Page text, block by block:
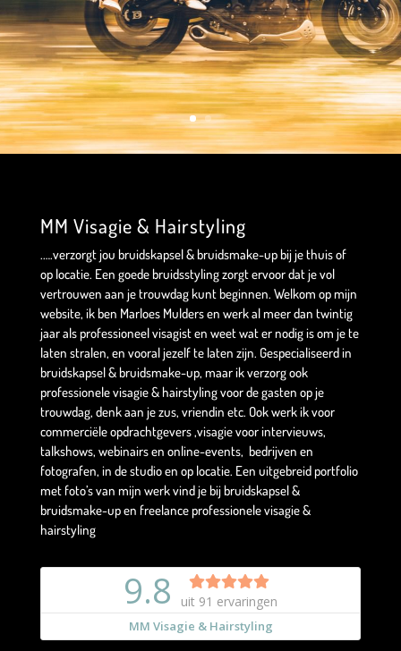
MM Visagie & Hairstyling
.….verzorgt jou bruidskapsel & bruidsmake-up bij je thuis of
op locatie. Een goede bruidsstyling zorgt ervoor dat je vol
vertrouwen aan je trouwdag kunt beginnen. Welkom op mijn
website, ik ben Marloes Mulders en werk al meer dan twintig
jaar als professioneel visagist en weet wat er nodig is om je te
laten stralen, en vooral jezelf te laten zijn. Gespecialiseerd in
bruidskapsel & bruidsmake-up, maar ik verzorg ook
professionele visagie & hairstyling voor de gasten op je
trouwdag, denk aan je zus, vriendin etc. Ook werk ik voor
commerciële opdrachtgevers ,visagie voor intervieuws,
talkshows, webinairs en online-events, bedrijven en
fotografen, in de studio en op locatie. Een uitgebreid portfolio
met foto’s van mijn werk vind je bij bruidskapsel &
bruidsmake-up en freelance professionele visagie &
hairstyling